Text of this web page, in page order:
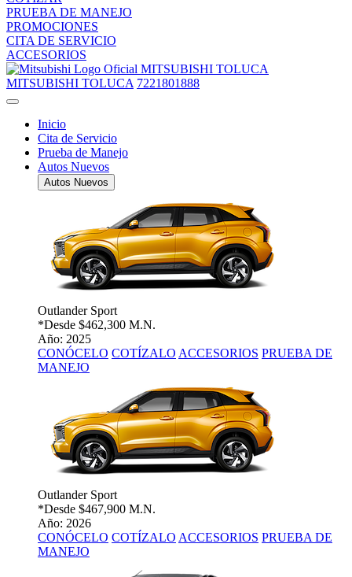
PRUEBA DE MANEJO
PROMOCIONES
CITA DE SERVICIO
ACCESORIOS
MITSUBISHI TOLUCA
MITSUBISHI TOLUCA 7221801888
Inicio
Cita de Servicio
Prueba de Manejo
Autos Nuevos
Autos Nuevos
Outlander Sport
*Desde $462,300 M.N.
Año: 2025
CONÓCELO COTÍZALO ACCESORIOS PRUEBA DE
MANEJO
Outlander Sport
*Desde $467,900 M.N.
Año: 2026
CONÓCELO COTÍZALO ACCESORIOS PRUEBA DE
MANEJO